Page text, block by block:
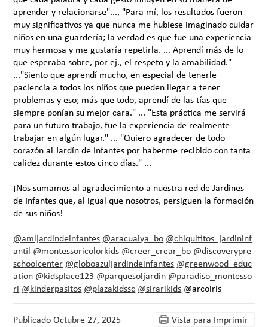
aprender y relacionarse"..., "Para mí, los resultados fueron
muy significativos ya que nunca me hubiese imaginado cuidar
niños en una guardería; la verdad es que fue una experiencia
muy hermosa y me gustaría repetirla. ... Aprendí más de lo
que esperaba sobre, por ej., el respeto y la amabilidad."
..."Siento que aprendí mucho, en especial de tenerle
paciencia a todos los niños que pueden llegar a tener
problemas y eso; más que todo, aprendí de las tías que
siempre ponían su mejor cara." ... "Esta práctica me servirá
para un futuro trabajo, fue la experiencia de realmente
trabajar en algún lugar." ... "Quiero agradecer de todo
corazón al Jardín de Infantes por haberme recibido con tanta
calidez durante estos cinco días." ...
¡Nos sumamos al agradecimiento a nuestra red de Jardines
de Infantes que, al igual que nosotros, persiguen la formación
de sus niños!
@amijardindeinfantes @aracuaiya_bo @chiquititos_jardininf
antil @montessoricolorkids @creer_crear_bo @discoverypre
schoolcenter @globoazuljardindeinfantes @greenwood_educ
ation @kidsplace123 @parquesoljardin @paradiso_montesso
ri @kinderpasitos @plazakidssc @sirarikids @arcoiris
PublicadoOctubre 27, 2025 Vista para Imprimir